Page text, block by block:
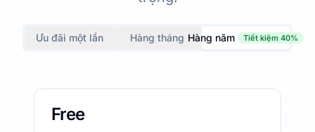
Ưu đãi một lần Hàng tháng Hàng năm Tiết kiệm 40%
Free